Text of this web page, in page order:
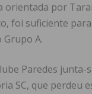
orientada por
foi suficiente
A.
Paredes junta-
SC, que perdeu